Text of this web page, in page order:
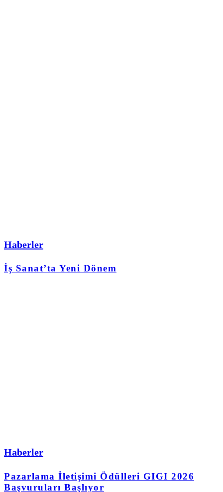
Haberler
İş Sanat’ta Yeni Dönem
Haberler
Pazarlama İletişimi Ödülleri GIGI 2026
Başvuruları Başlıyor